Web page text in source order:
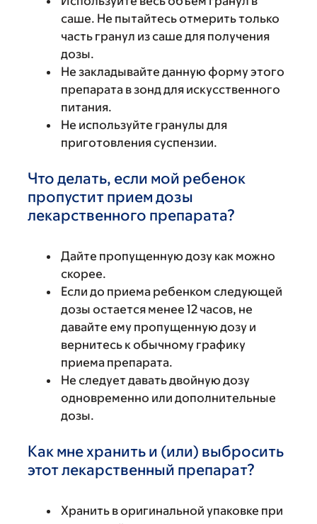
саше. Не пытайтесь отмерить только
часть гранул из саше для получения
дозы.
Не закладывайте данную форму этого
препарата в зонд для искусственного
питания.
Не используйте гранулы для
приготовления суспензии.
Что делать, если мой ребенок
пропустит прием дозы
лекарственного препарата?
Дайте пропущенную дозу как можно
скорее.
Если до приема ребенком следующей
дозы остается менее 12 часов, не
давайте ему пропущенную дозу и
вернитесь к обычному графику
приема препарата.
Не следует давать двойную дозу
одновременно или дополнительные
дозы.
Как мне хранить и (или) выбросить
этот лекарственный препарат?
Хранить в оригинальной упаковке при